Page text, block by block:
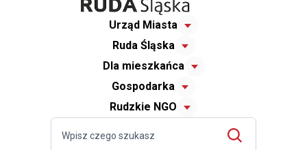
Urząd Miasta
Ruda Śląska
Dla mieszkańca
Gospodarka
Rudzkie NGO